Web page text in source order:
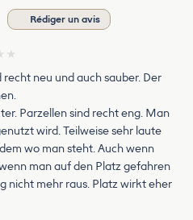
Rédiger un avis
★
neu und auch sauber. Der
Parzellen sind recht eng. Man
wird. Teilweise sehr laute
wo man steht. Auch wenn
man auf den Platz gefahren
nicht mehr raus. Platz wirkt eher